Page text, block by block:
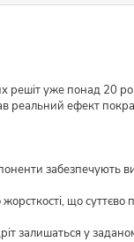
уже понад 20
реальний ефект
забезпечують
що суттєво
залишаться у